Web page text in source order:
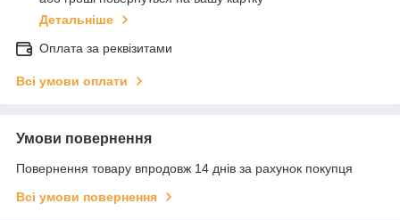
Детальніше
Оплата за реквізитами
Всі умови оплати
Умови повернення
Повернення товару впродовж 14 днів за рахунок покупця
Всі умови повернення